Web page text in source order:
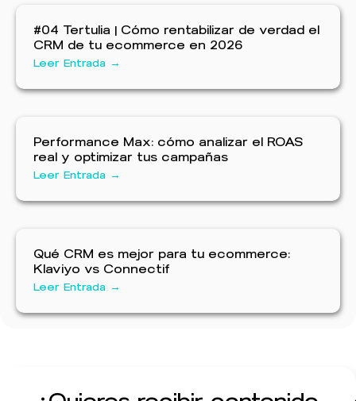
#04 Tertulia | Cómo rentabilizar de verdad el
CRM de tu ecommerce en 2026
Leer Entrada →
Performance Max: cómo analizar el ROAS
real y optimizar tus campañas
Leer Entrada →
Qué CRM es mejor para tu ecommerce:
Klaviyo vs Connectif
Leer Entrada →